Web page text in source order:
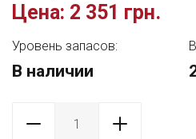
Цена: 2 351 грн.
Уровень запасов:
В наличии